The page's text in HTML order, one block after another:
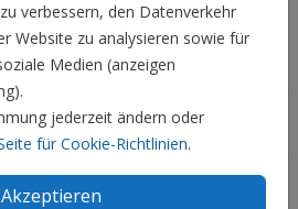
verbessern, den Datenverkehr
Website zu analysieren sowie für
Medien (anzeigen
jederzeit ändern oder
für Cookie-Richtlinien.
Akzeptieren
25 Siegel